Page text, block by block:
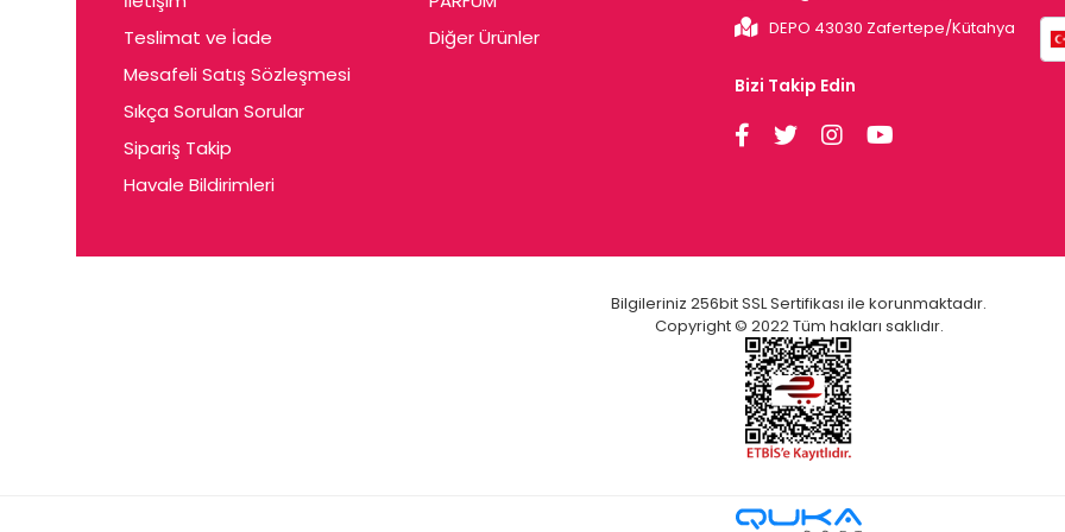
Cerin
Ceta
Ceyda
Chris
Ciey
Cleo
Teslimat ve İade
Mesafeli Satış Sözleşmesi
Sıkça Sorulan Sorular
Sipariş Takip
Havale Bildirimleri
Diğer Ürünler
DEPO 43030 Zafertepe/Kütahya
Bizi Takip Edin
Bilgileriniz 256bit SSL Sertifikası ile korunmaktadır.
Copyright © 2022 Tüm hakları saklıdır.